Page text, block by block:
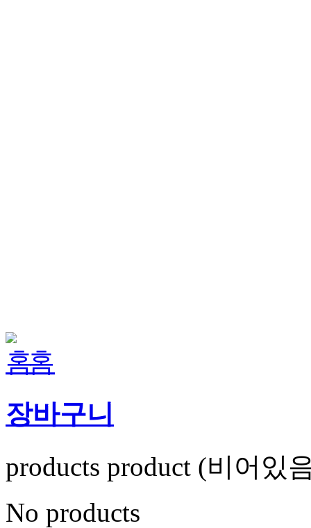
홈
장바구니
products product (비어있
No products